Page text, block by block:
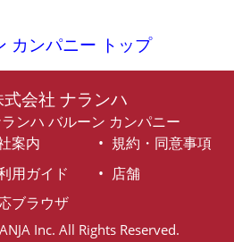
カンパニー トップ
式会社 ナランハ
ンハ バルーン カンパニー
案内
規約・同意事項
用ガイド
店舗
ブラウザ
Inc. All Rights Reserved.